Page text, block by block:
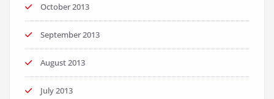
October 2013
September 2013
August 2013
July 2013